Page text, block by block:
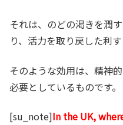
それは、のどの渇きを潤
り、活力を取り戻した利
そのような効用は、精神
必要としているものです。
[su_note]In the UK,